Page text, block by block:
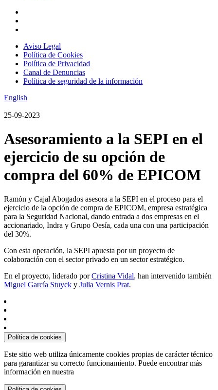
Aviso Legal
Política de Cookies
Política de Privacidad
Canal de Denuncias
Política de seguridad de la información
English
25-09-2023
Asesoramiento a la SEPI en el
ejercicio de su opción de
compra del 60% de EPICOM
Ramón y Cajal Abogados asesora a la SEPI en el proceso para el
ejercicio de la opción de compra de EPICOM, empresa estratégica
para la Seguridad Nacional, dando entrada a dos empresas en el
accionariado, Indra y Grupo Oesía, cada una con una participación
del 30%.
Con esta operación, la SEPI apuesta por un proyecto de
colaboración con el sector privado en un sector estratégico.
En el proyecto, liderado porCristina Vidal, han intervenido también
Miguel García Stuyck y Julia Vernis Prat.
Política de cookies
Este sitio web utiliza únicamente cookies propias de carácter técnico
para garantizar su correcto funcionamiento. Puede encontrar más
información en nuestra